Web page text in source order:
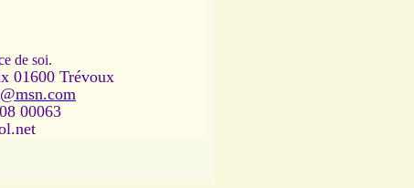
de soi.
01600 Trévoux
00063